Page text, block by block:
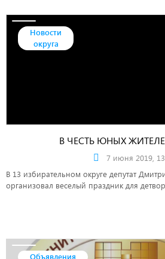
Новости
округа
В ЧЕСТЬ ЮНЫХ
7 июня 2019,
В 13 избирательном округе депутат
организовал веселый праздник для
Объявления